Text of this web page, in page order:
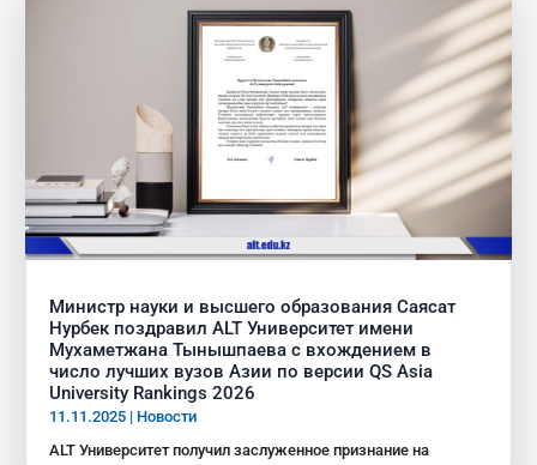
Министр науки и высшего образования Саясат
Нурбек поздравил ALT Университет имени
Мухаметжана Тынышпаева с вхождением в
число лучших вузов Азии по версии QS Asia
University Rankings 2026
11.11.2025 | Новости
ALT Университет получил заслуженное признание на